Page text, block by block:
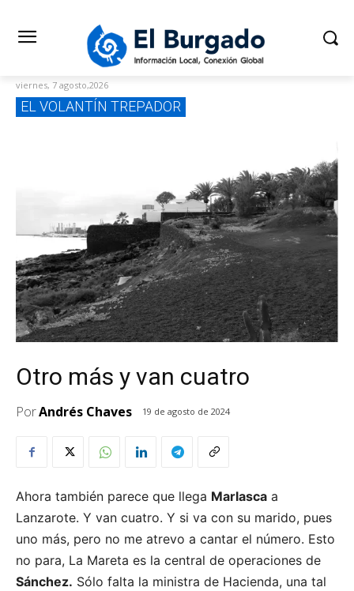
viernes, 7 agosto,2026
EL VOLANTÍN TREPADOR
Otro más y van cuatro
PorAndrés Chaves 19 de agosto de 2024
Ahora también parece que llega Marlasca a
Lanzarote. Y van cuatro. Y si va con su marido, pues
uno más, pero no me atrevo a cantar el número. Esto
no para, La Mareta es la central de operaciones de
Sánchez. Sólo falta la ministra de Hacienda, una tal